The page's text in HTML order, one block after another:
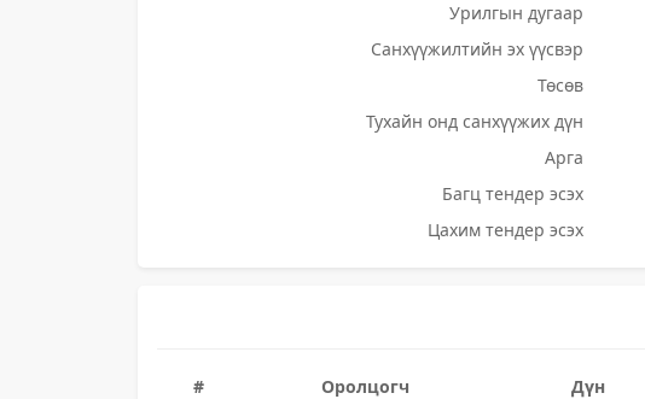
Урилгын дугаар
Санхүүжилтийн эх үүсвэр
Төсөв
Тухайн онд санхүүжих дүн
Арга
Багц тендер эсэх
Цахим тендер эсэх
# Оролцогч Дүн